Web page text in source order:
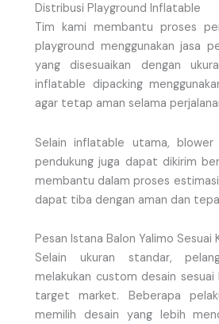
Distribusi Playground Inflatable
Tim kami membantu proses
playground menggunakan jasa
yang disesuaikan dengan
inflatable dipacking
agar tetap aman selama
Selain inflatable utama, blower
pendukung juga dapat dikirim
membantu dalam proses
dapat tiba dengan aman dan
Pesan Istana Balon Yalimo Sesuai
Selain ukuran standar,
melakukan custom desain sesuai
target market. Beberapa
memilih desain yang lebih